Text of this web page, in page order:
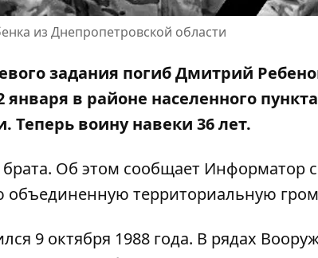
из Днепропетровской области
задания погиб Дмитрий
января в районе населенного
Теперь воину навеки 36 лет.
Об этом сообщает Информатор
объединенную территориальную
9 октября 1988 года. В рядах